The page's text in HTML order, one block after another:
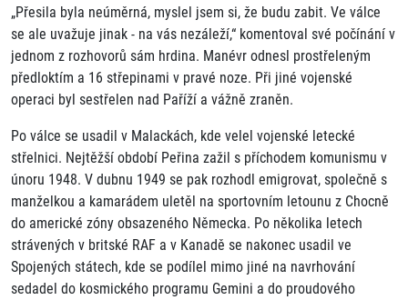
„Přesila byla neúměrná, myslel jsem si, že budu zabit. Ve válce
se ale uvažuje jinak - na vás nezáleží,“ komentoval své počínání v
jednom z rozhovorů sám hrdina. Manévr odnesl prostřeleným
předloktím a 16 střepinami v pravé noze. Při jiné vojenské
operaci byl sestřelen nad Paříží a vážně zraněn.
Po válce se usadil v Malackách, kde velel vojenské letecké
střelnici. Nejtěžší období Peřina zažil s příchodem komunismu v
únoru 1948. V dubnu 1949 se pak rozhodl emigrovat, společně s
manželkou a kamarádem uletěl na sportovním letounu z Chocně
do americké zóny obsazeného Německa. Po několika letech
strávených v britské RAF a v Kanadě se nakonec usadil ve
Spojených státech, kde se podílel mimo jiné na navrhování
sedadel do kosmického programu Gemini a do proudového